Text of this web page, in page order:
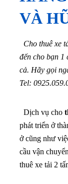
VÀ
Cho thuê xe
đến cho bạn 1
cả. Hãy gọi
Tel:
Dịch vụ cho
phát triển ở
ở cũng như
cầu vận
thuê xe tải 2